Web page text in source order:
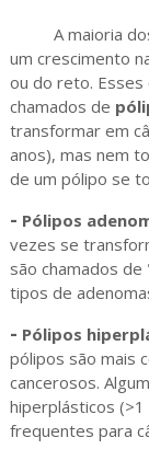
A maioria
um crescimento
ou do reto. Esses
chamados de
transformar em
anos), mas nem
de um pólipo se
- Pólipos
vezes se
são chamados
tipos de
- Pólipos
pólipos são mais
cancerosos.
hiperplásticos
frequentes para